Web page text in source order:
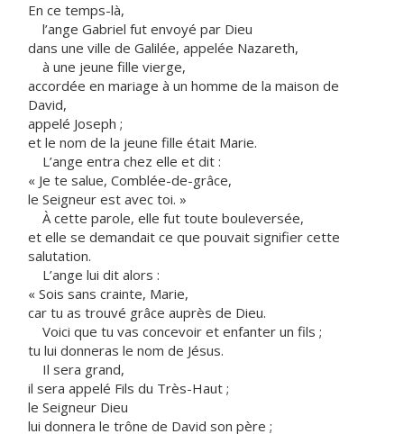
En ce temps-là,
l’ange Gabriel fut envoyé par Dieu
dans une ville de Galilée, appelée Nazareth,
à une jeune fille vierge,
accordée en mariage à un homme de la maison de
David,
appelé Joseph ;
et le nom de la jeune fille était Marie.
L’ange entra chez elle et dit :
« Je te salue, Comblée-de-grâce,
le Seigneur est avec toi. »
À cette parole, elle fut toute bouleversée,
et elle se demandait ce que pouvait signifier cette
salutation.
L’ange lui dit alors :
« Sois sans crainte, Marie,
car tu as trouvé grâce auprès de Dieu.
Voici que tu vas concevoir et enfanter un fils ;
tu lui donneras le nom de Jésus.
Il sera grand,
il sera appelé Fils du Très-Haut ;
le Seigneur Dieu
lui donnera le trône de David son père ;